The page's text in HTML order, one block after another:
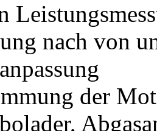
nach von
der